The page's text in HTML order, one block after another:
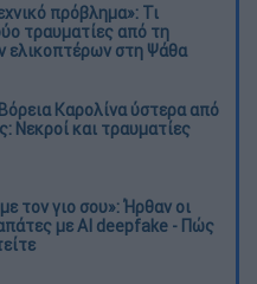
πρόβλημα»: Τι
τραυματίες από τη
ελικοπτέρων στη Ψάθα
Καρολίνα ύστερα από
Νεκροί και τραυματίες
τον γιο σου»: Ήρθαν οι
με AI deepfake - Πώς